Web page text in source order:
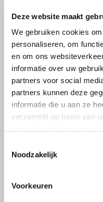
Deze website maakt
We gebruiken cookies
personaliseren, om
en om ons
informatie over uw
partners voor social
partners kunnen deze
informatie die u aan ze
verzameld op basis van
Noodzakelijk
Voorkeuren
Geitensector
Het kabinet heeft de